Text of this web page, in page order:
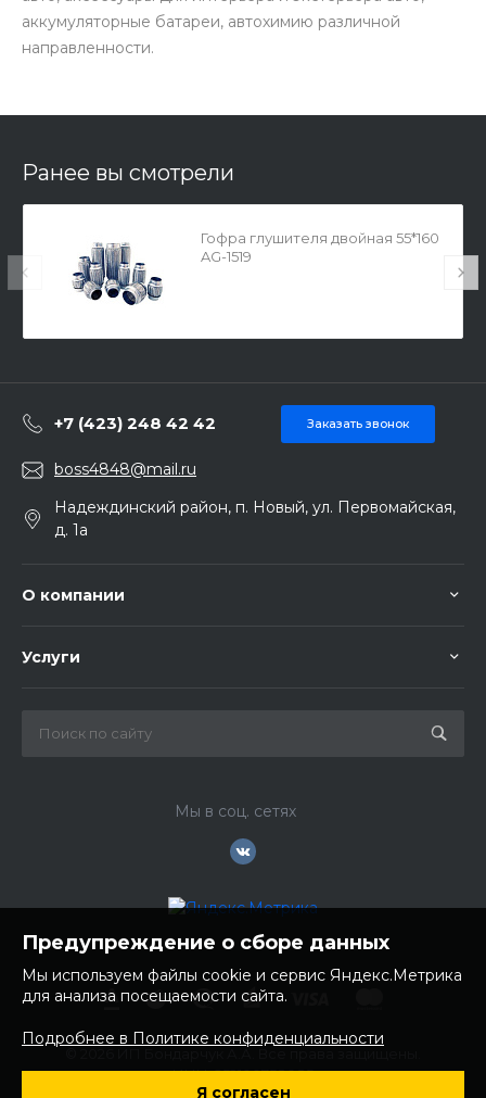
аккумуляторные батареи, автохимию различной
направленности.
Ранее вы смотрели
Гофра глушителя двойная 55*160
AG-1519
+7 (423) 248 42 42 Заказать звонок
boss4848@mail.ru
Надеждинский район, п. Новый, ул. Первомайская,
д. 1а
О компании
Услуги
Мы в соц. сетях
ИНН: 252100758085
Предупреждение о сборе данных
Мы используем файлы cookie и сервис Яндекс.Метрика
для анализа посещаемости сайта.
Подробнее в Политике конфиденциальности
Я согласен